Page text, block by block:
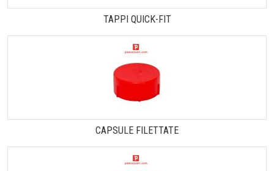
TAPPI QUICK-FIT
CAPSULE FILETTATE